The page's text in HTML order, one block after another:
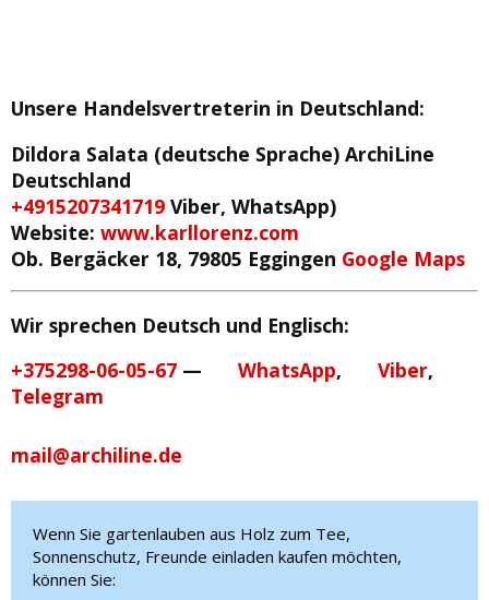
Unsere Handelsvertreterin in Deutschland:
Dildora Salata (deutsche Sprache) ArchiLine
Deutschland
+4915207341719 Viber, WhatsApp)
Website: www.karllorenz.com
Ob. Bergäcker 18, 79805 Eggingen Google Maps
Wir sprechen Deutsch und Englisch:
+375298-06-05-67 — WhatsApp, Viber,
Telegram
mail@archiline.de
Wenn Sie gartenlauben aus Holz zum Tee,
Sonnenschutz, Freunde einladen kaufen möchten,
können Sie: